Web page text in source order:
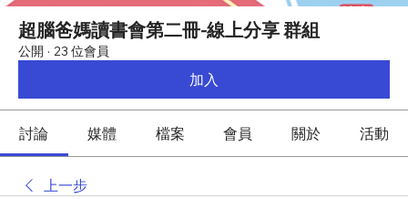
超腦爸媽讀書會第二冊-線上分享 群組
公開 · 23 位會員
加入
討論 媒體 檔案 會員 關於 活動
上一步